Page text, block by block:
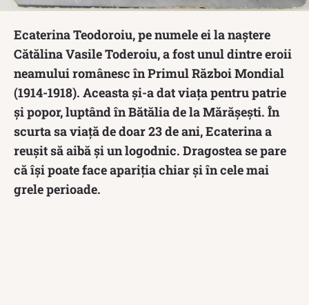
Ecaterina Teodoroiu, pe numele ei la naștere
Cătălina Vasile Toderoiu, a fost unul dintre eroii
neamului românesc în Primul Război Mondial
(1914-1918). Aceasta și-a dat viața pentru patrie
și popor, luptând în Bătălia de la Mărășești. În
scurta sa viață de doar 23 de ani, Ecaterina a
reușit să aibă și un logodnic. Dragostea se pare
că își poate face apariția chiar și în cele mai
grele perioade.